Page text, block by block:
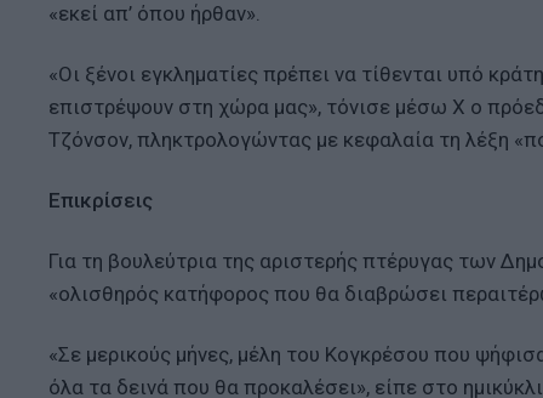
«εκεί απ’ όπου ήρθαν».
«Οι ξένοι εγκληματίες πρέπει να τίθενται υπό
επιστρέψουν στη χώρα μας», τόνισε μέσω X ο
Τζόνσον, πληκτρολογώντας με κεφαλαία τη λέξη
Επικρίσεις
Για τη βουλεύτρια της αριστερής πτέρυγας των
«ολισθηρός κατήφορος που θα διαβρώσει
«Σε μερικούς μήνες, μέλη του Κογκρέσου που
όλα τα δεινά που θα προκαλέσει», είπε στο